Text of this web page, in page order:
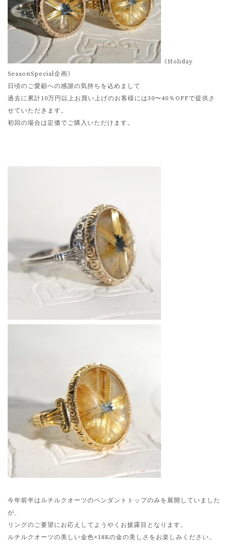
《Holiday
SeasonSpecial企画》
日頃のご愛顧への感謝の気持ちを込めまして
過去に累計10万円以上お買い上げのお客様には30〜40％OFFで提供さ
せていただきます。
初回の場合は定価でご購入いただけます。
今年前半はルチルクオーツのペンダントトップのみを展開していました
が、
リングのご要望にお応えしてようやくお披露目となります。
ルチルクオーツの美しい金色×18Kの金の美しさをお楽しみください。